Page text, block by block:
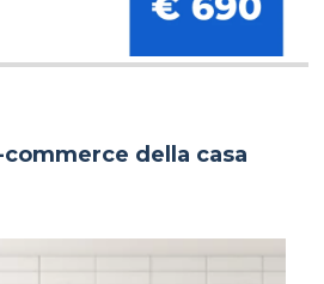
della casa